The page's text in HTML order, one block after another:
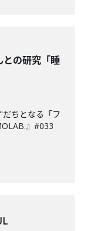
の研究「睡
ちとなる「フ
』#033